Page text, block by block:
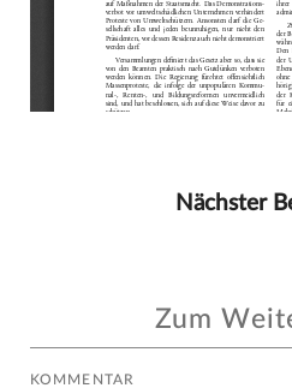
Nächster
Zum
KOMMENTAR